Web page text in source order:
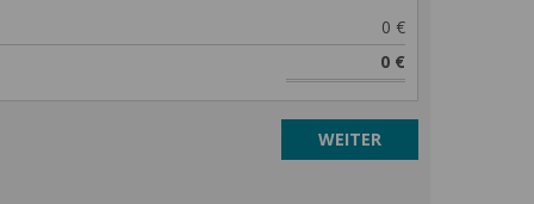
0 €
0 €